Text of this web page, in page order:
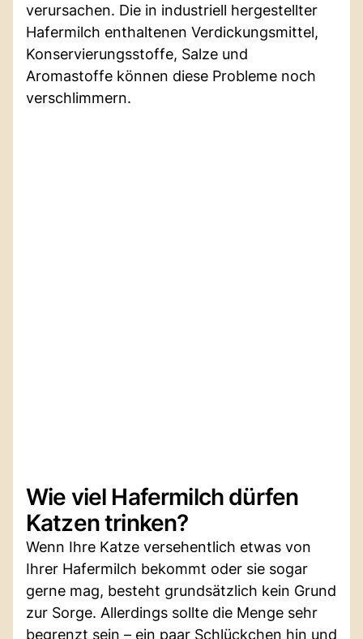
verursachen. Die in industriell hergestellter
Hafermilch enthaltenen Verdickungsmittel,
Konservierungsstoffe, Salze und
Aromastoffe können diese Probleme noch
verschlimmern.
Wie viel Hafermilch dürfen
Katzen trinken?
Wenn Ihre Katze versehentlich etwas von
Ihrer Hafermilch bekommt oder sie sogar
gerne mag, besteht grundsätzlich kein Grund
zur Sorge. Allerdings sollte die Menge sehr
begrenzt sein – ein paar Schlückchen hin und